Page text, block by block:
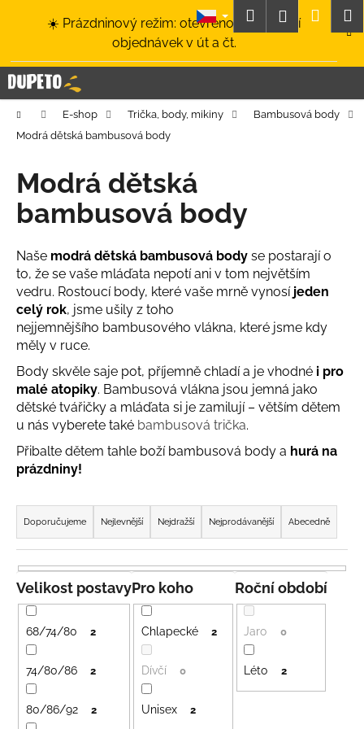
☀️ Prázdninový režim: otevřeno a odesílání
objednávek v út a čt.
HledatPřihlášení
Domů E-shop Trička, body, mikiny
Bambusová body
Modrá dětská bambusová body
Modrá dětská
bambusová body
Naše modrá dětská bambusová body se postarají o
to, že se vaše mláďata nepotí ani v tom největším
vedru. Rostoucí body, které vaše mrně vynosí jeden
celý rok, jsme ušily z toho
nejjemnějšího bambusového vlákna, které jsme kdy
měly v ruce.
Body skvěle saje pot, příjemně chladí a je vhodné i pro
malé atopiky. Bambusová vlákna jsou jemná jako
dětské tvářičky a mláďata si je zamilují – větším dětem
u nás vyberete také bambusová trička.
Přibalte dětem tahle boží bambusová body a hurá na
prázdniny!
Ř
a
z
e
n
í
p
o
d
u
Doporučujeme Nejlevnější Nejdražší Nejprodávanější Abecedně
Pro koho
Chlapecké 2
Dívčí 0
Unisex 2
Roční období
Jaro 0
Léto 2
Velikost postavy
68/74/80 2
74/80/86 2
80/86/92 2
í
k C
o
p
t
ř
e
u
j
e
t
e
n
a
j
í
t
?
HLEDAT
D
p